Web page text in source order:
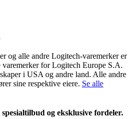
og alle andre Logitech-varemerker er
varemerker for Logitech Europe S.A.
i USA og andre land. Alle andre
sine respektive eiere. Se alle
og eksklusive fordeler.